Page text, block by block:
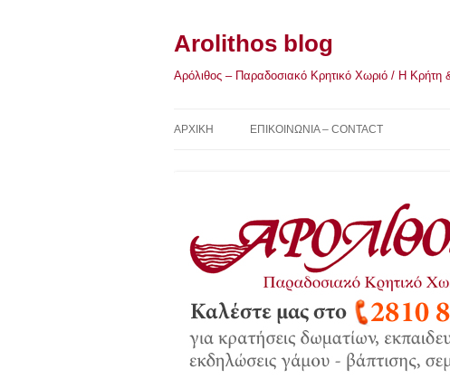
Arolithos blog
Αρόλιθος – Παραδοσιακό Κρητικό Χωριό / Η
ΑΡΧΙΚΉ ΕΠΙΚΟΙΝΩΝΙΑ – CONTACT